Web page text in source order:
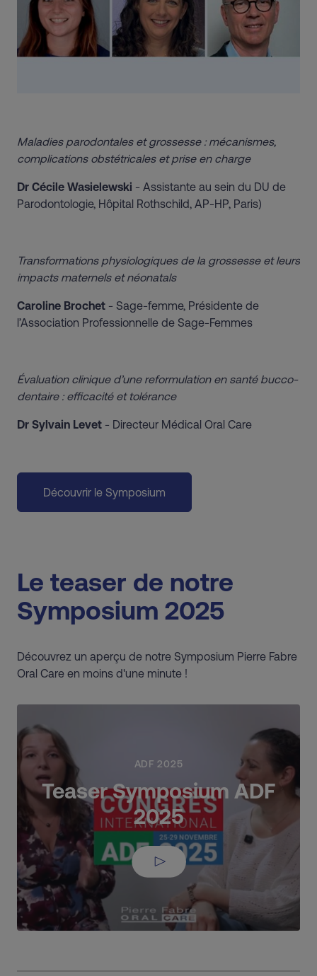
Maladies parodontales et grossesse : mécanismes,
complications obstétricales et prise en charge
Dr Cécile Wasielewski - Assistante au sein du DU de
Parodontologie, Hôpital Rothschild, AP-HP, Paris)
Transformations physiologiques de la grossesse et leurs
impacts maternels et néonatals
Caroline Brochet - Sage-femme, Présidente de
l’Association Professionnelle de Sage-Femmes
Évaluation clinique d’une reformulation en santé bucco-
dentaire : efficacité et tolérance
Dr Sylvain Levet - Directeur Médical Oral Care
Découvrir le Symposium
ADF 2025
Teaser Symposium ADF
2025
Le teaser de notre
Symposium 2025
Découvrez un aperçu de notre Symposium Pierre Fabre
Oral Care en moins d'une minute !